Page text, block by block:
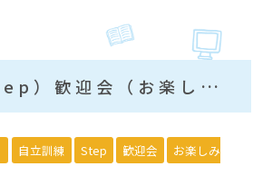
（自立訓練Step）歓迎会（お楽しみ会）の準備
自立訓練 Step 歓迎会
お楽しみ